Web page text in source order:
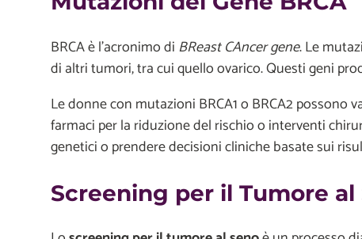
BRCA è l’acronimo di BReast CAncer gene. Le
di altri tumori, tra cui quello ovarico. Questi geni
Le donne con mutazioni BRCA1 o BRCA2
farmaci per la riduzione del rischio o interventi
genetici o prendere decisioni cliniche basate sui
Screening per il Tumore al